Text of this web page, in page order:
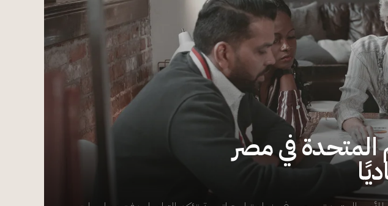
المتحدة في مصر